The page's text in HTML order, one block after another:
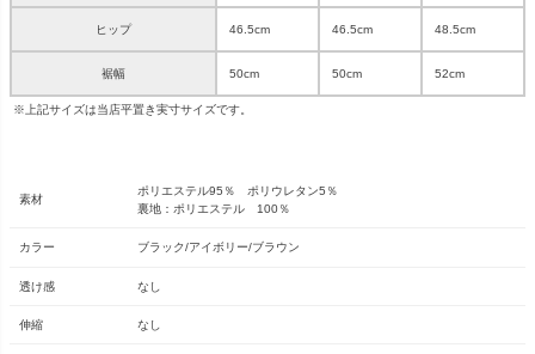
ヒップ 46.5cm 46.5cm 48.5cm
裾幅 50cm 50cm 52cm
※上記サイズは当店平置き実寸サイズです。
素材
ポリエステル95％ ポリウレタン5％
裏地：ポリエステル 100％
カラー ブラック/アイボリー/ブラウン
透け感 なし
伸縮 なし